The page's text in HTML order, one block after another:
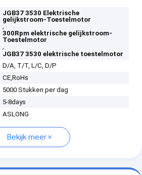
JGB37 3530 Elektrische
gelijkstroom-Toestelmotor
,
300Rpm elektrische gelijkstroom-
Toestelmotor
,
JGB37 3530 elektrische toestelmotor
D/A, T/T, L/C, D/P
CE,RoHs
5000 Stukken per dag
5-8days
ASLONG
Bekijk meer